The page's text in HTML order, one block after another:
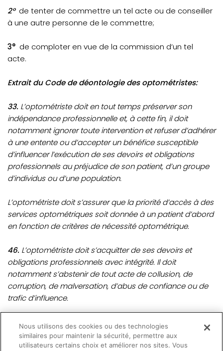
2°de tenter de commettre un tel acte ou de conseiller
à une autre personne de le commettre;
3° de comploter en vue de la commission d’un tel
acte.
Extrait du Code de déontologie des optométristes:
33. L’optométriste doit en tout temps préserver son
indépendance professionnelle et, à cette fin, il doit
notamment ignorer toute intervention et refuser d’adhérer
à une entente ou d’accepter un bénéfice susceptible
d’influencer l’exécution de ses devoirs et obligations
professionnels au préjudice de son patient, d’un groupe
d’individus ou d’une population.
L’optométriste doit s’assurer que la priorité d’accès à des
services optométriques soit donnée à un patient d’abord
en fonction de critères de nécessité optométrique.
46. L’optométriste doit s’acquitter de ses devoirs et
obligations professionnels avec intégrité. Il doit
notamment s’abstenir de tout acte de collusion, de
corruption, de malversation, d’abus de confiance ou de
trafic d’influence.
L’optométriste ne doit pas proposer ou accepter de
produire ou de délivrer à quiconque un certificat ou une
attestation de complaisance, ni de fournir, d’une
Nous utilisons des cookies ou des technologies
similaires pour maintenir la sécurité, permettre aux
utilisateurs certains choix et améliorer nos sites. Vous